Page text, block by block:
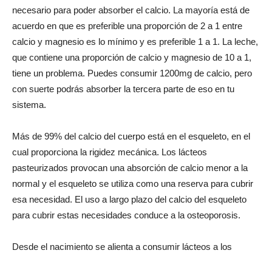
necesario para poder absorber el calcio. La mayoría está de
acuerdo en que es preferible una proporción de 2 a 1 entre
calcio y magnesio es lo mínimo y es preferible 1 a 1. La leche,
que contiene una proporción de calcio y magnesio de 10 a 1,
tiene un problema. Puedes consumir 1200mg de calcio, pero
con suerte podrás absorber la tercera parte de eso en tu
sistema.
Más de 99% del calcio del cuerpo está en el esqueleto, en el
cual proporciona la rigidez mecánica. Los lácteos
pasteurizados provocan una absorción de calcio menor a la
normal y el esqueleto se utiliza como una reserva para cubrir
esa necesidad. El uso a largo plazo del calcio del esqueleto
para cubrir estas necesidades conduce a la osteoporosis.
Desde el nacimiento se alienta a consumir lácteos a los